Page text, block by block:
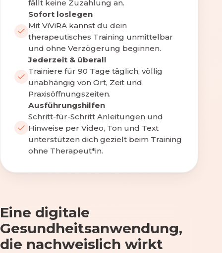
fällt keine Zuzahlung an.
Sofort loslegen
Mit ViViRA kannst du dein
therapeutisches Training unmittelbar
und ohne Verzögerung beginnen.
Jederzeit & überall
Trainiere für 90 Tage täglich, völlig
unabhängig von Ort, Zeit und
Praxisöffnungszeiten.
Ausführungshilfen
Schritt-für-Schritt Anleitungen und
Hinweise per Video, Ton und Text
unterstützen dich gezielt beim Training
ohne Therapeut*in.
Eine digitale
Gesundheitsanwendung,
die nachweislich wirkt